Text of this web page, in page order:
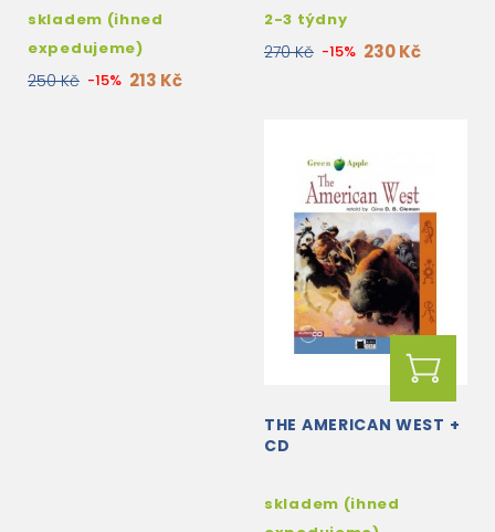
skladem (ihned
expedujeme)
250 Kč -15% 213 Kč
2-3 týdny
270 Kč -15% 230 Kč
THE AMERICAN WEST +
CD
skladem (ihned